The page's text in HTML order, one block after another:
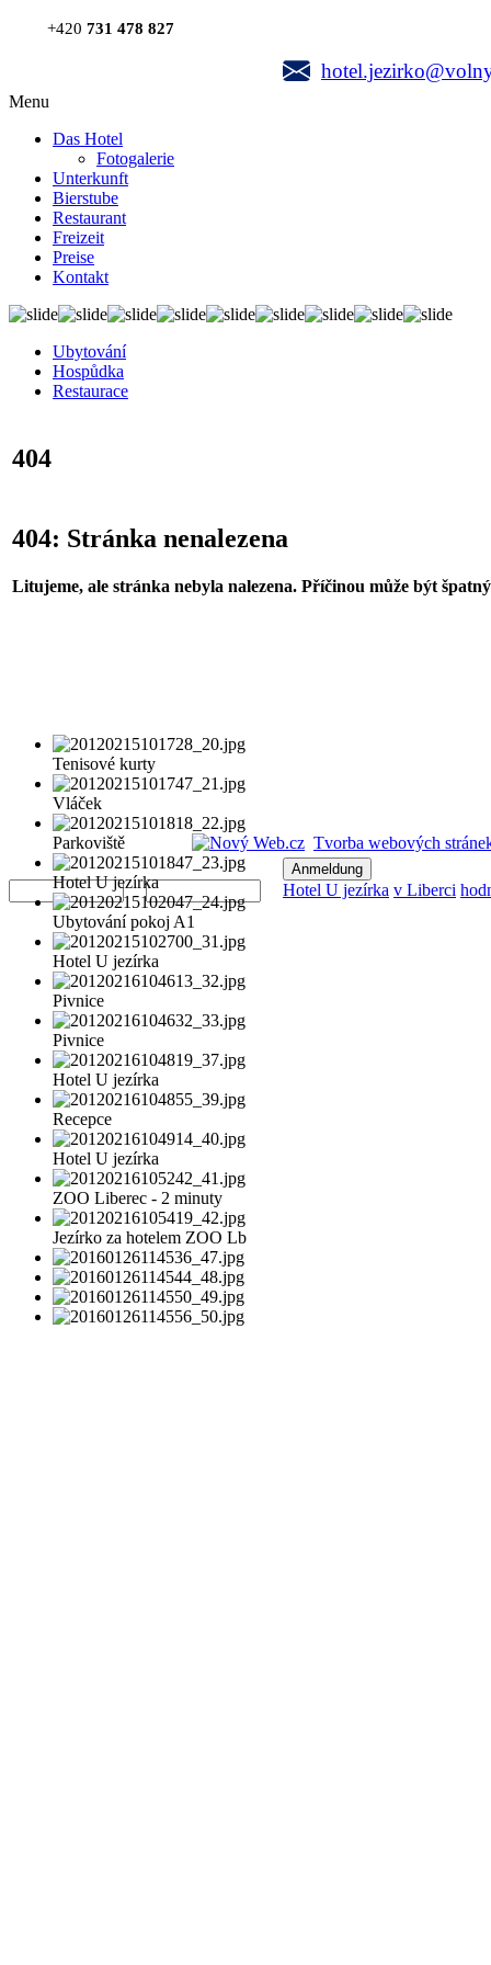
+420 731 478 827
Menu
Das Hotel
Fotogalerie
Unterkunft
Bierstube
Restaurant
Freizeit
Preise
Kontakt
Ubytování
Hospůdka
Restaurace
404
404: Stránka nenalezena
Litujeme, ale stránka nebyla nalezena. Příčinou může být
Tenisové kurty
Vláček
Parkoviště
Hotel U jezírka
Ubytování pokoj A1
Hotel U jezírka
Pivnice
Pivnice
Hotel U jezírka
Recepce
Hotel U jezírka
ZOO Liberec - 2 minuty
Jezírko za hotelem ZOO Lb
Tvorba webových
Benutzername
Passwort
Hotel U jezírka v Liberci